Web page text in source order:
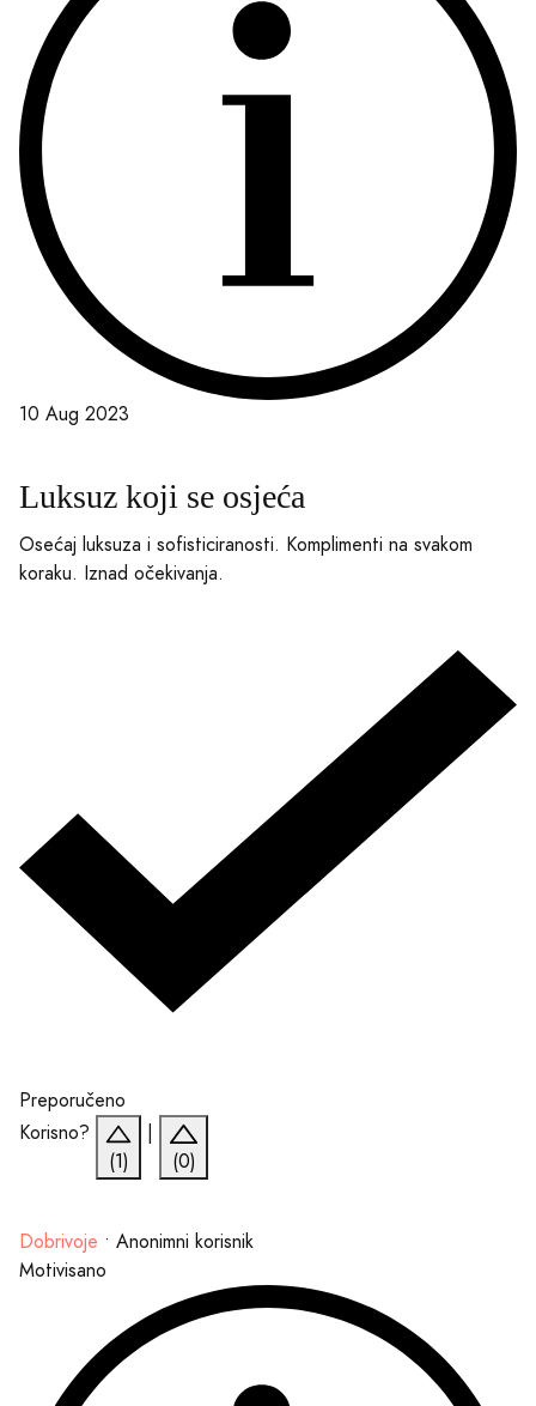
10 Aug 2023
Luksuz koji se osjeća
Osećaj luksuza i sofisticiranosti. Komplimenti na svakom
koraku. Iznad očekivanja.
Preporučeno
Korisno?
(1)
|
(0)
Dobrivoje • Anonimni korisnik
Motivisano